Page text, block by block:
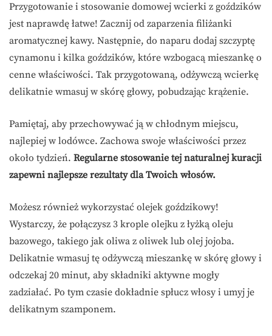
Przygotowanie i stosowanie domowej wcierki z goździków
jest naprawdę łatwe! Zacznij od zaparzenia filiżanki
aromatycznej kawy. Następnie, do naparu dodaj szczyptę
cynamonu i kilka goździków, które wzbogacą mieszankę o
cenne właściwości. Tak przygotowaną, odżywczą wcierkę
delikatnie wmasuj w skórę głowy, pobudzając krążenie.
Pamiętaj, aby przechowywać ją w chłodnym miejscu,
najlepiej w lodówce. Zachowa swoje właściwości przez
około tydzień. Regularne stosowanie tej naturalnej kuracji
zapewni najlepsze rezultaty dla Twoich włosów.
Możesz również wykorzystać olejek goździkowy!
Wystarczy, że połączysz 3 krople olejku z łyżką oleju
bazowego, takiego jak oliwa z oliwek lub olej jojoba.
Delikatnie wmasuj tę odżywczą mieszankę w skórę głowy i
odczekaj 20 minut, aby składniki aktywne mogły
zadziałać. Po tym czasie dokładnie spłucz włosy i umyj je
delikatnym szamponem.